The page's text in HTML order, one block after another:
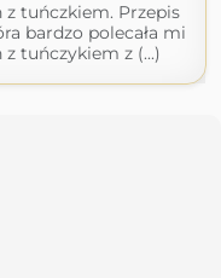
tuńczkiem. Przepis
bardzo polecała mi
tuńczykiem z (...)